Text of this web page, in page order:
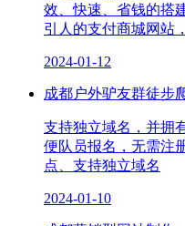
效、快速、省钱的搭
引人的支付商城网站
2024-01-12
成都户外驴友群徒步
支持独立域名，并拥
便队员报名，无需注
点、支持独立域名
2024-01-10